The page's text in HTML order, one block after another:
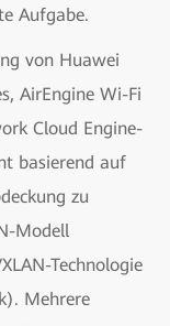
Aufgabe.
von Huawei
AirEngine Wi-Fi
Cloud Engine-
basierend auf
zu
Modell
Technologie
Mehrere